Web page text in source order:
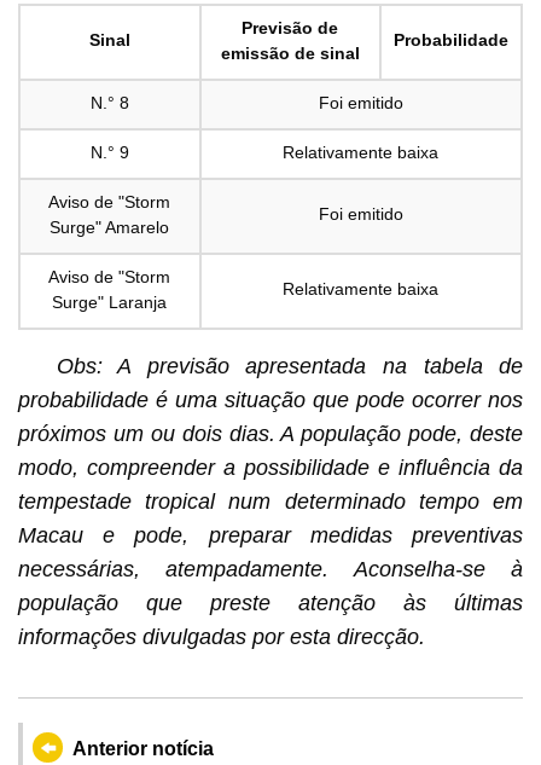
Sinal
Previsão de
emissão de sinal
Probabilidade
N.° 8 Foi emitido
N.° 9 Relativamente baixa
Aviso de "Storm
Surge" Amarelo
Foi emitido
Aviso de "Storm
Surge" Laranja
Relativamente baixa
Obs: A previsão apresentada na tabela de
probabilidade é uma situação que pode ocorrer nos
próximos um ou dois dias. A população pode, deste
modo, compreender a possibilidade e influência da
tempestade tropical num determinado tempo em
Macau e pode, preparar medidas preventivas
necessárias, atempadamente. Aconselha-se à
população que preste atenção às últimas
informações divulgadas por esta direcção.
Anterior notícia